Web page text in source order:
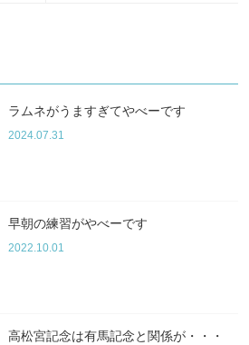
ラムネがうますぎてやべーです
2024.07.31
早朝の練習がやべーです
2022.10.01
高松宮記念は有馬記念と関係が・・・